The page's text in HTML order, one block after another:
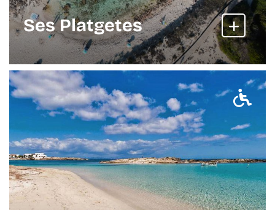
Ses Platgetes